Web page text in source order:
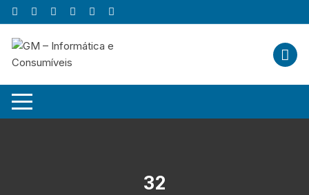
Skip
to
content
32